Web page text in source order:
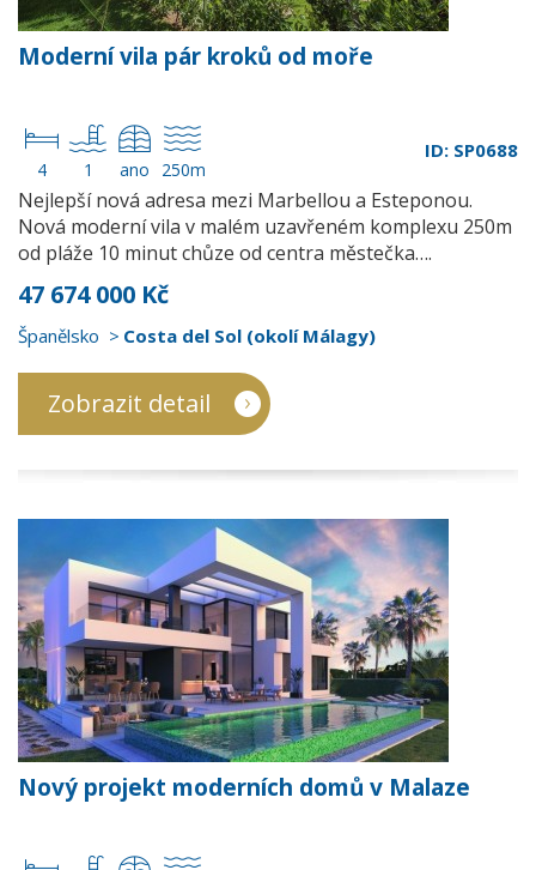
Moderní vila pár kroků od moře
4 1 ano 250m
ID: SP0688
Nejlepší nová adresa mezi Marbellou a Esteponou.
Nová moderní vila v malém uzavřeném komplexu 250m
od pláže 10 minut chůze od centra městečka….
47 674 000 Kč
Španělsko Costa del Sol (okolí Málagy)
Zobrazit detail
Nový projekt moderních domů v Malaze